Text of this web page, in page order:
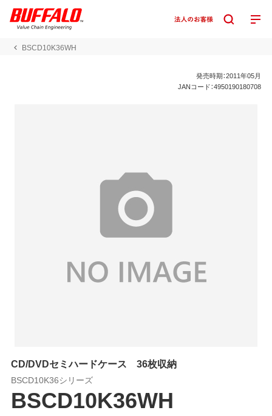
BSCD10K36WH
発売時期：2011年05月
JANコード：4950190180708
CD/DVDセミハードケース 36枚収納
BSCD10K36シリーズ
BSCD10K36WH